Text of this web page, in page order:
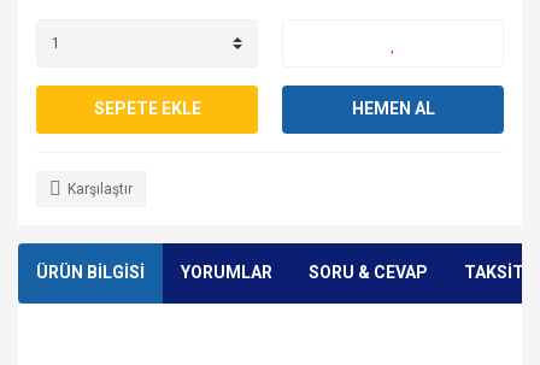
SEPETE EKLE HEMEN AL
Karşılaştır
ÜRÜN BİLGİSİ YORUMLAR SORU & CEVAP TAKSİT